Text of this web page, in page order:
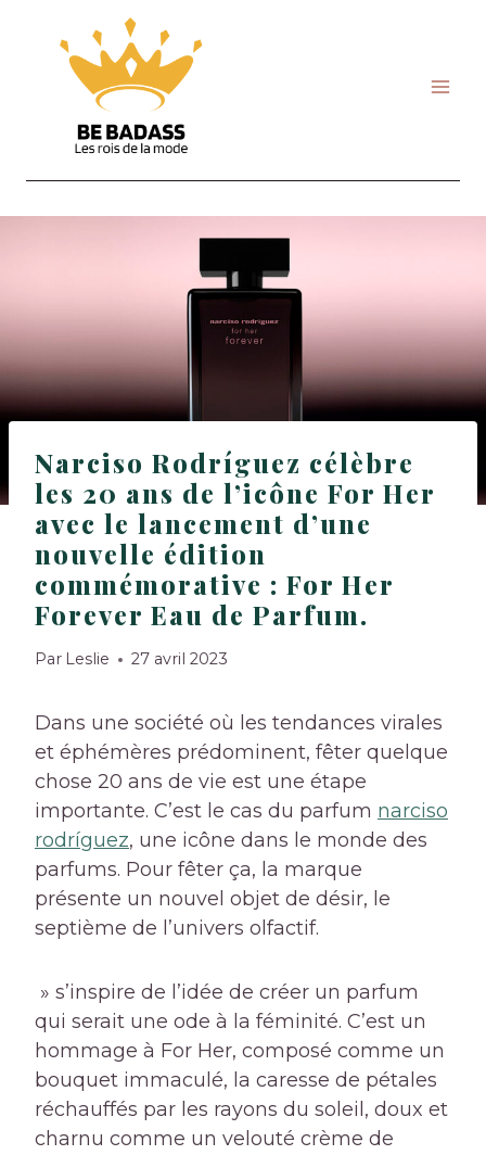
content
Narciso Rodríguez célèbre
les 20 ans de l’icône For Her
avec le lancement d’une
nouvelle édition
commémorative : For Her
Forever Eau de Parfum.
Par Leslie 27 avril 2023
Dans une société où les tendances virales
et éphémères prédominent, fêter quelque
chose 20 ans de vie est une étape
importante. C’est le cas du parfum narciso
rodríguez, une icône dans le monde des
parfums. Pour fêter ça, la marque
présente un nouvel objet de désir, le
septième de l’univers olfactif.
» s’inspire de l’idée de créer un parfum
qui serait une ode à la féminité. C’est un
hommage à For Her, composé comme un
bouquet immaculé, la caresse de pétales
réchauffés par les rayons du soleil, doux et
charnu comme un velouté crème de